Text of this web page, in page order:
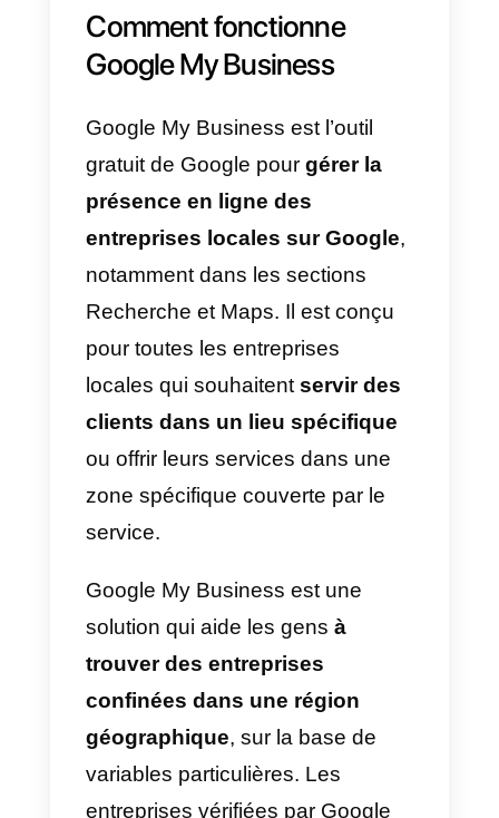
Le fait de savoir où vous
contacter à tout moment les
gagnera en réputation;
3) Recueillir des commentaires
ou des critiques:demandez à
vos utilisateurs ce qu’ils pensent
de votre entreprise, de vos
produits/services ou de leur
expérience particulière avec
l’entreprise tout au long de la
phase d’achat;
4) Créez des enquêtes:
des questions à poser à vos
utilisateurs et envoyez-les afin
d’obtenir des informations utiles
pour améliorer vos processus